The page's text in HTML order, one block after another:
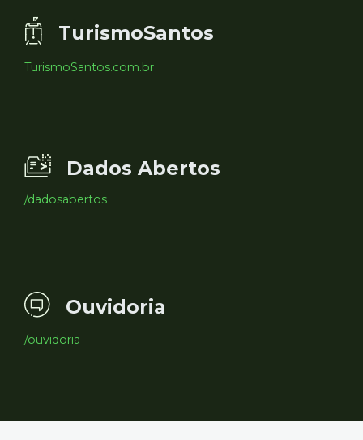
TurismoSantos
TurismoSantos.com.br
Dados Abertos
/dadosabertos
Ouvidoria
/ouvidoria